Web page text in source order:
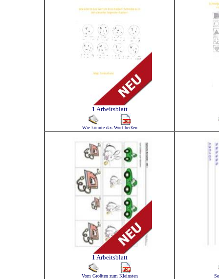
1 Arbeitsblatt
Wie könnte das Wort heißen
1 Arbeitsblatt
Vom Größten zum Kleinsten